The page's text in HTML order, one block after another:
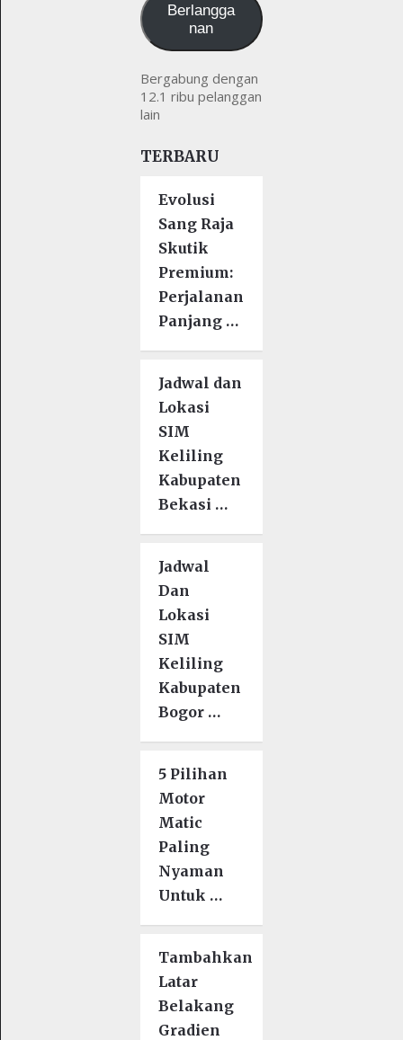
Berlangga
nan
Bergabung dengan
12.1 ribu pelanggan
lain
TERBARU
Evolusi
Sang Raja
Skutik
Premium:
Perjalanan
Panjang …
Jadwal dan
Lokasi
SIM
Keliling
Kabupaten
Bekasi …
Jadwal
Dan
Lokasi
SIM
Keliling
Kabupaten
Bogor …
5 Pilihan
Motor
Matic
Paling
Nyaman
Untuk …
Tambahkan
Latar
Belakang
Gradien